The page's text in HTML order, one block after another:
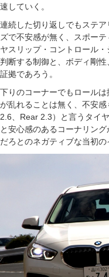
速していく。
連続した切り返しでもステ
ズで不安感が無く、スポー
ヤスリップ・コントロール
判断する制御と、ボディ剛
証拠であろう。
下りのコーナーでもロール
が乱れることは無く、不安
2.6、Rear 2.3）と言うタイ
と安心感のあるコーナリン
だろとのネガティブな当初